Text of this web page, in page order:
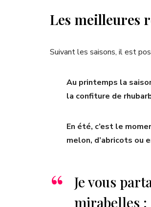
Les meilleures
Suivant les saisons, il est
Au printemps la
la confiture de
En été, c’est le
melon, d’abricots ou
Je vous
mirabelles :